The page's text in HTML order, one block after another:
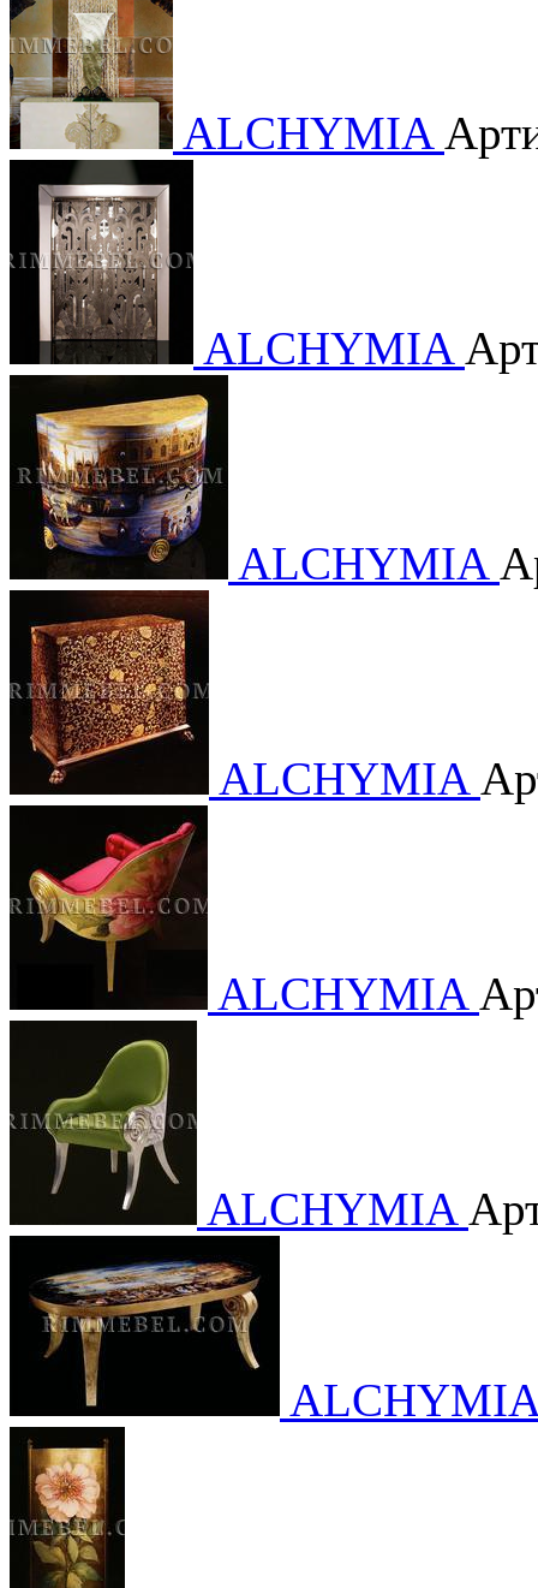
ALCHYMIA
ALCHYMIA
ALCHYMIA
ALCHYMIA
ALCHYMIA
ALCHYMIA
ALCHYMIA